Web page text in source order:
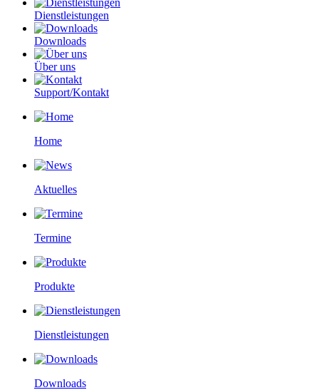
Dienstleistungen
Downloads
Über uns
Support/Kontakt
Home
Aktuelles
Termine
Produkte
Dienstleistungen
Downloads